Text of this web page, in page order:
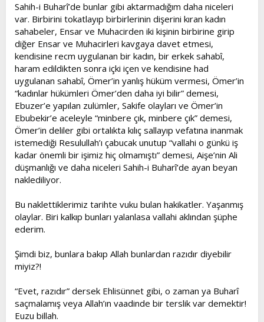
Sahih-i Buharî’de bunlar gibi aktarmadığım daha niceleri
var. Birbirini tokatlayıp birbirlerinin dişerini kıran kadın
sahabeler, Ensar ve Muhacirden iki kişinin birbirine girip
diğer Ensar ve Muhacirleri kavgaya davet etmesi,
kendisine recm uygulanan bir kadın, bir erkek sahabî,
haram edildikten sonra içki içen ve kendisine had
uygulanan sahabî, Ömer’in yanlış hüküm vermesi, Ömer’in
“kadınlar hükümleri Ömer’den daha iyi bilir” demesi,
Ebuzer’e yapılan zulümler, Sakife olayları ve Ömer’in
Ebubekir’e aceleyle “minbere çık, minbere çık” demesi,
Ömer’in deliler gibi ortalıkta kılıç sallayıp vefatına inanmak
istemediği Resulullah’ı çabucak unutup “vallahi o günkü iş
kadar önemli bir işimiz hiç olmamıştı” demesi, Aişe’nin Ali
düşmanlığı ve daha niceleri Sahih-i Buharî’de ayan beyan
naklediliyor.
Bu naklettiklerimiz tarihte vuku bulan hakikatler. Yaşanmış
olaylar. Biri kalkıp bunları yalanlasa vallahi aklından şüphe
ederim.
Şimdi biz, bunlara bakıp Allah bunlardan razıdır diyebilir
miyiz?!
“Evet, razıdır” dersek Ehlisünnet gibi, o zaman ya Buharî
saçmalamış veya Allah’ın vaadinde bir terslik var demektir!
Euzu billah.